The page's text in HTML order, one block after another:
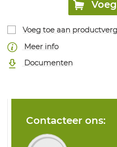
Voeg toe aan
Meer info
Documenten
Contacteer ons: